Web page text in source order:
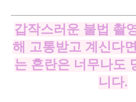
갑작스러운 불법 촬
해 고통받고 계신다
는 혼란은 너무나도
니다.